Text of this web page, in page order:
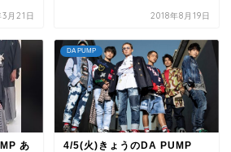
月21日 2018年8月19日
あ
DA PUMP
4/5(火)きょうのDA PUMP